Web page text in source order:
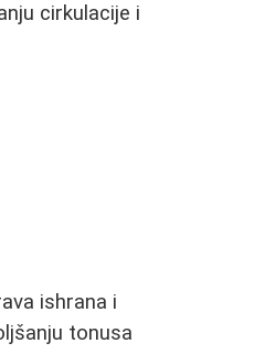
cirkulacije i
ishrana i
tonusa